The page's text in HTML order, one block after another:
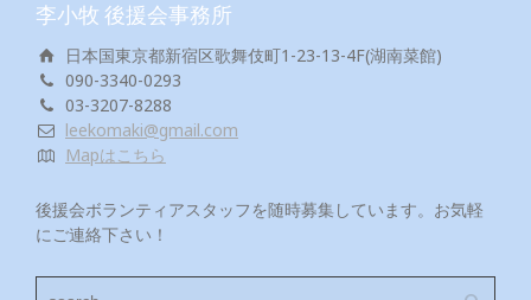
李小牧 後援会事務所
日本国東京都新宿区歌舞伎町1-23-13-4F(湖南菜館)
090-3340-0293
03-3207-8288
leekomaki@gmail.com
Mapはこちら
後援会ボランティアスタッフを随時募集しています。お気軽
にご連絡下さい！